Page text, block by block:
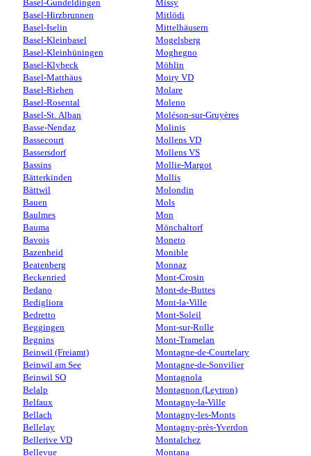
Basel-Gundeldingen
Basel-Hirzbrunnen
Basel-Iselin
Basel-Kleinbasel
Basel-Kleinhüningen
Basel-Klybeck
Basel-Matthäus
Basel-Riehen
Basel-Rosental
Basel-St. Alban
Basse-Nendaz
Bassecourt
Bassersdorf
Bassins
Bätterkinden
Bättwil
Bauen
Baulmes
Bauma
Bavois
Bazenheid
Beatenberg
Beckenried
Bedano
Bedigliora
Bedretto
Beggingen
Begnins
Beinwil (Freiamt)
Beinwil am See
Beinwil SO
Belalp
Belfaux
Bellach
Bellelay
Bellerive VD
Bellevue
Missy
Mitlödi
Mittelhäusern
Mogelsberg
Moghegno
Möhlin
Moiry VD
Molare
Moleno
Moléson-sur-Gruyères
Molinis
Mollens VD
Mollens VS
Mollie-Margot
Mollis
Molondin
Mols
Mon
Mönchaltorf
Moneto
Monible
Monnaz
Mont-Crosin
Mont-de-Buttes
Mont-la-Ville
Mont-Soleil
Mont-sur-Rolle
Mont-Tramelan
Montagne-de-Courtelary
Montagne-de-Sonvilier
Montagnola
Montagnon (Leytron)
Montagny-la-Ville
Montagny-les-Monts
Montagny-près-Yverdon
Montalchez
Montana